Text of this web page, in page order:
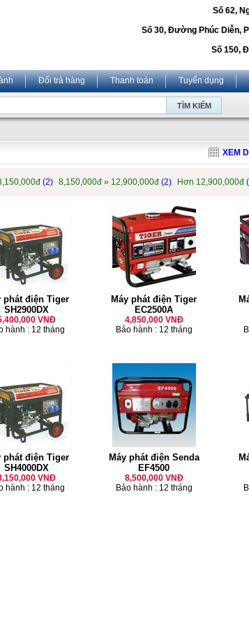
Số 62,
Số 30, Đường Phúc Diễn,
Số 150,
Đổi trả hàng Thanh toán Tuyển dụng
XEM
(2) 8,150,000đ » 12,900,000đ (2) Hơn 12,900,000đ
phát điện Tiger
SH2900DX
VNĐ
hành : 12 tháng
Máy phát điện Tiger
EC2500A
4,850,000 VNĐ
Bảo hành : 12 tháng
phát điện Tiger
SH4000DX
VNĐ
hành : 12 tháng
Máy phát điện Senda
EF4500
8,500,000 VNĐ
Bảo hành : 12 tháng